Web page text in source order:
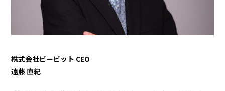
株式会社ビービット CEO
遠藤 直紀